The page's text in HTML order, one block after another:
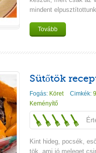
mindent
Tovább
Sütőtök
Fogás: Köret Cimkék:
Keményítő
Kint hideg, pocsék,
tök, ami jó meleget